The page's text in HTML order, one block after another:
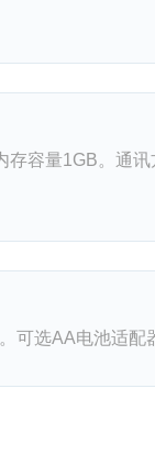
存容量1GB。通
可选AA电池适